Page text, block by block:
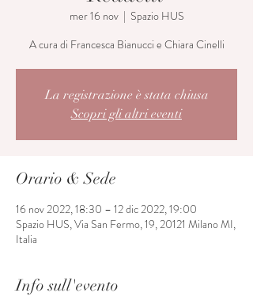
mer 16 nov
  |
Spazio HUS
A cura di Francesca Bianucci e Chiara Cinelli
La registrazione è stata chiusa
Scopri gli altri eventi
Orario & Sede
16 nov 2022, 18:30 – 12 dic 2022, 19:00
Spazio HUS, Via San Fermo, 19, 20121 Milano MI,
Italia
Info sull'evento